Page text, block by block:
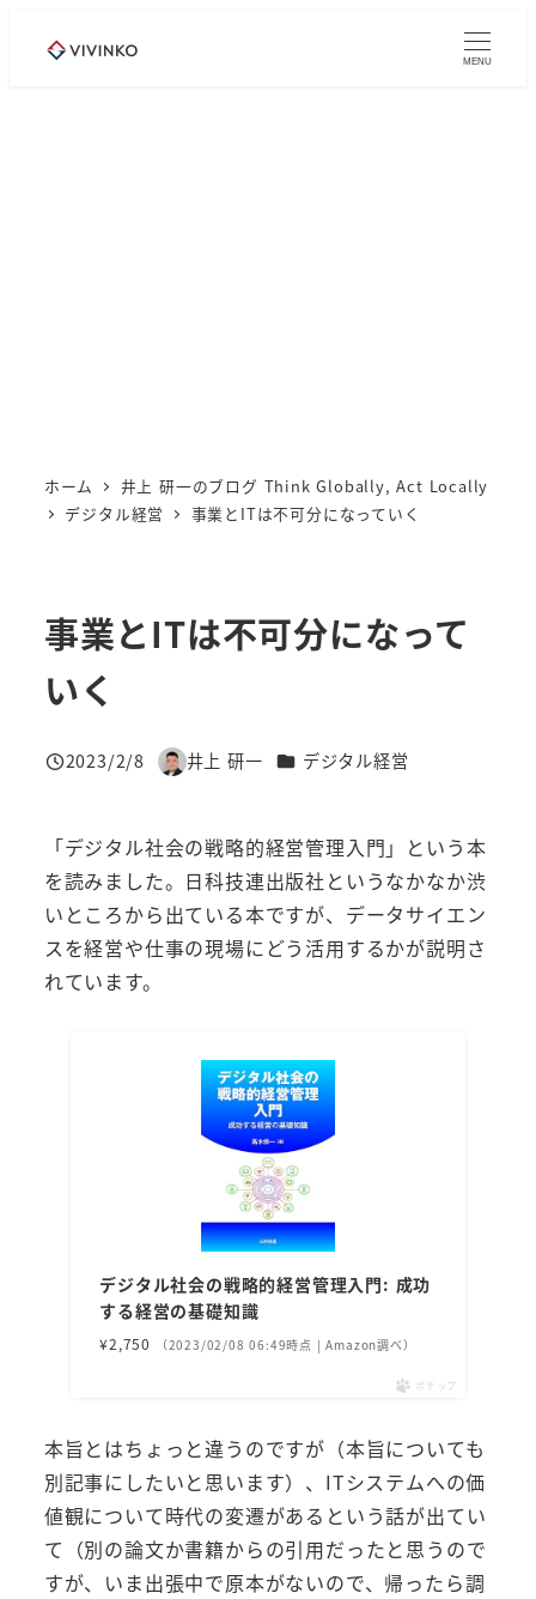
MENU
ホーム
井上 研一のブログ Think Globally, Act Locally
デジタル経営
事業とITは不可分になっていく
事業とITは不可分になって
いく
投稿日
2023/2/8
著
井上 研一 カテゴリー
デジタル経営
「デジタル社会の戦略的経営管理入門」という本
を読みました。日科技連出版社というなかなか渋
いところから出ている本ですが、データサイエン
スを経営や仕事の現場にどう活用するかが説明さ
れています。
デジタル社会の戦略的経営管理入門: 成功
する経営の基礎知識
¥2,750 （2023/02/08 06:49時点 | Amazon調べ）
ポチップ
本旨とはちょっと違うのですが（本旨についても
別記事にしたいと思います）、ITシステムへの価
値観について時代の変遷があるという話が出てい
て（別の論文か書籍からの引用だったと思うので
すが、いま出張中で原本がないので、帰ったら調